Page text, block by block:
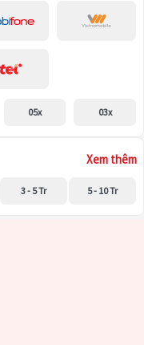
05x 03x
Xem thêm
3 - 5 Tr 5 - 10 Tr